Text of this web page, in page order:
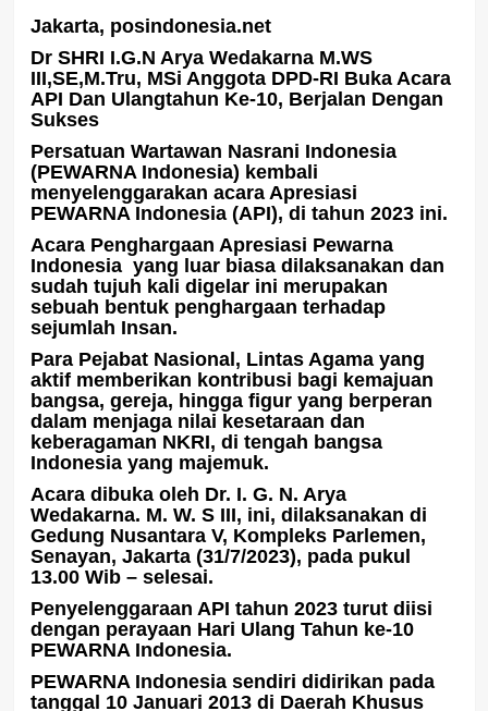
Jakarta, posindonesia.net
Dr SHRI I.G.N Arya Wedakarna M.WS
III,SE,M.Tru, MSi Anggota DPD-RI Buka Acara
API Dan Ulangtahun Ke-10, Berjalan Dengan
Sukses
Persatuan Wartawan Nasrani Indonesia
(PEWARNA Indonesia) kembali
menyelenggarakan acara Apresiasi
PEWARNA Indonesia (API), di tahun 2023 ini.
Acara Penghargaan Apresiasi Pewarna
Indonesia yang luar biasa dilaksanakan dan
sudah tujuh kali digelar ini merupakan
sebuah bentuk penghargaan terhadap
sejumlah Insan.
Para Pejabat Nasional, Lintas Agama yang
aktif memberikan kontribusi bagi kemajuan
bangsa, gereja, hingga figur yang berperan
dalam menjaga nilai kesetaraan dan
keberagaman NKRI, di tengah bangsa
Indonesia yang majemuk.
Acara dibuka oleh Dr. I. G. N. Arya
Wedakarna. M. W. S III, ini, dilaksanakan di
Gedung Nusantara V, Kompleks Parlemen,
Senayan, Jakarta (31/7/2023), pada pukul
13.00 Wib – selesai.
Penyelenggaraan API tahun 2023 turut diisi
dengan perayaan Hari Ulang Tahun ke-10
PEWARNA Indonesia.
PEWARNA Indonesia sendiri didirikan pada
tanggal 10 Januari 2013 di Daerah Khusus